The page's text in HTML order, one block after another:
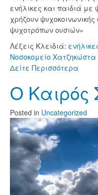
ενήλικες και παιδιά
χρήζουν
ψυχοτρόπων ουσιών»
Λέξεις Κλειδιά:
Νοσοκομείο Χατζηκώστα
Δείτε Περισσότερα
Ο Καιρός
Posted in Uncategorized